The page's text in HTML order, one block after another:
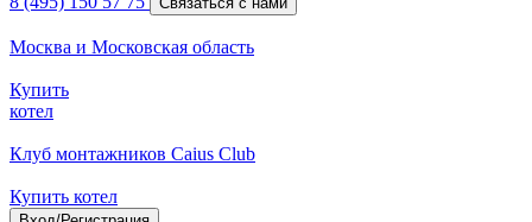
Москва и Московская область
Купить
котел
Клуб монтажников Caius Club
Купить котел